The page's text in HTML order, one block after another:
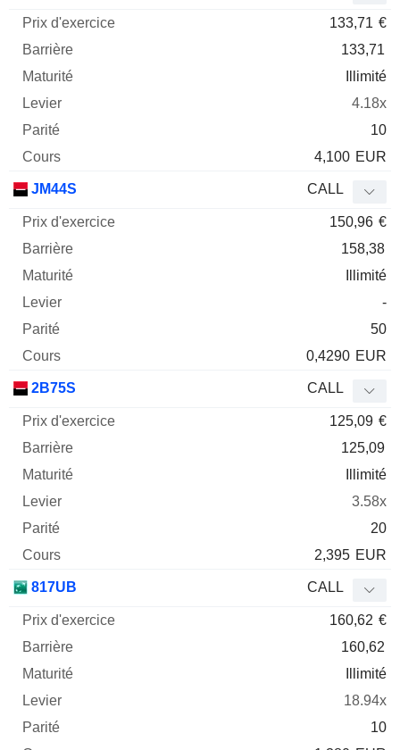
133,71 €
133,71
Illimité
4.18x
10
4,100 EUR
JM44S CALL
150,96 €
158,38
Illimité
-
50
0,4290 EUR
2B75S CALL
125,09 €
125,09
Illimité
3.58x
20
2,395 EUR
817UB CALL
160,62 €
160,62
Illimité
18.94x
10